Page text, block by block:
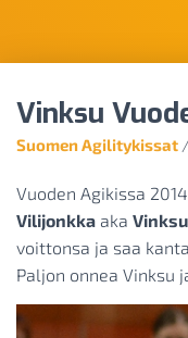
Vinksu
Suomen Agilitykissat /
Vuoden Agikissa
Vilijonkka aka Vinksu
voittonsa ja saa
Paljon onnea Vinksu